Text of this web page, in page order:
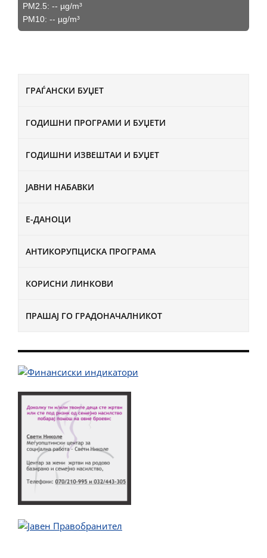
ГРАЃАНСКИ БУЏЕТ
ГОДИШНИ ПРОГРАМИ И БУЏЕТИ
ГОДИШНИ ИЗВЕШТАИ И БУЏЕТ
ЈАВНИ НАБАВКИ
Е-ДАНОЦИ
АНТИКОРУПЦИСКА ПРОГРАМА
КОРИСНИ ЛИНКОВИ
ПРАШАЈ ГО ГРАДОНАЧАЛНИКОТ
PM2.5: -- µg/m³
PM10: -- µg/m³